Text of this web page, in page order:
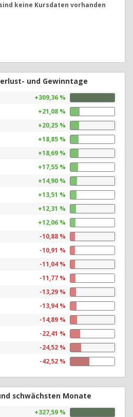
keine Kursdaten vorhanden
und Gewinntage
+309,36 %
+21,08 %
+20,25 %
+18,85 %
+18,69 %
+17,55 %
+14,90 %
+13,51 %
+12,31 %
+12,06 %
-10,88 %
-10,91 %
-11,04 %
-11,77 %
-13,29 %
-13,94 %
-14,89 %
-22,41 %
-24,52 %
-42,52 %
schwächsten Monate
+327,59 %